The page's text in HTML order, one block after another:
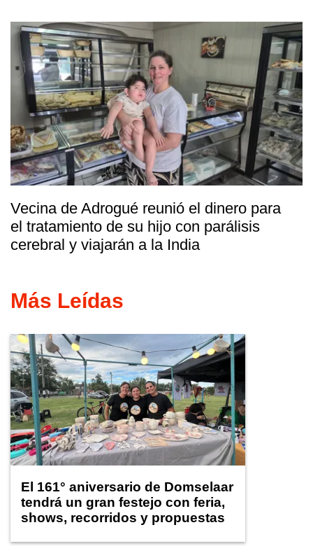
Vecina de Adrogué reunió el dinero para
el tratamiento de su hijo con parálisis
cerebral y viajarán a la India
Más Leídas
El 161° aniversario de Domselaar
tendrá un gran festejo con feria,
shows, recorridos y propuestas